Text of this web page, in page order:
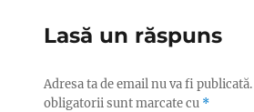
Lasă un răspuns
Adresa ta de email nu va fi publicată.
obligatorii sunt marcate cu *